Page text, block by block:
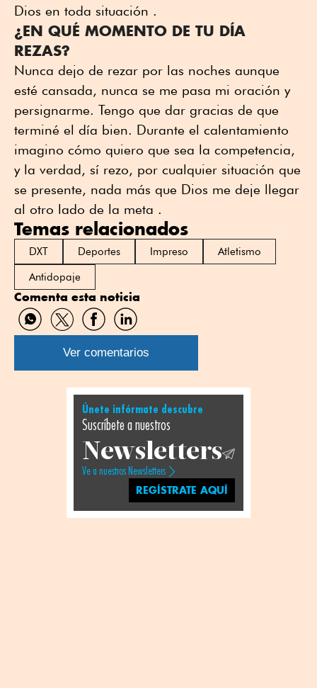
Dios en toda situación .
¿EN QUÉ MOMENTO DE TU DÍA
REZAS?
Nunca dejo de rezar por las noches aunque
esté cansada, nunca se me pasa mi oración y
persignarme. Tengo que dar gracias de que
terminé el día bien. Durante el calentamiento
imagino cómo quiero que sea la competencia,
y la verdad, sí rezo, por cualquier situación que
se presente, nada más que Dios me deje llegar
al otro lado de la meta .
Temas relacionados
DXT Deportes Impreso
Atletismo
Antidopaje
Comenta esta noticia
Compartir
por
WhatsApp
Compartir
por
Twitter
Compartir
por
Facebook
Compartir
por
Linkedin
Ver comentarios
Únete infórmate descubre
Suscríbete a nuestros
Newsletters
Ve a nuestros Newsletters
REGÍSTRATE AQUÍ